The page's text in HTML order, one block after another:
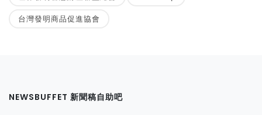
台灣發明商品促進協會
NEWSBUFFET 新聞稿自助吧